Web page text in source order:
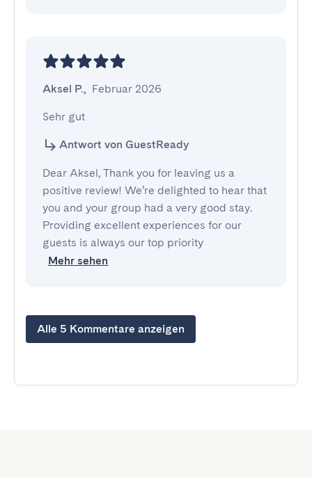
Aksel P., Februar 2026
Sehr gut
Antwort von GuestReady
Dear Aksel, Thank you for leaving us a
positive review! We’re delighted to hear that
you and your group had a very good stay.
Providing excellent experiences for our
guests is always our top priority
Mehr sehen
Alle 5 Kommentare anzeigen